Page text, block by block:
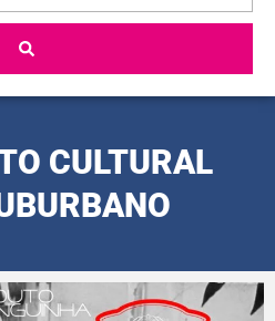
CULTURAL